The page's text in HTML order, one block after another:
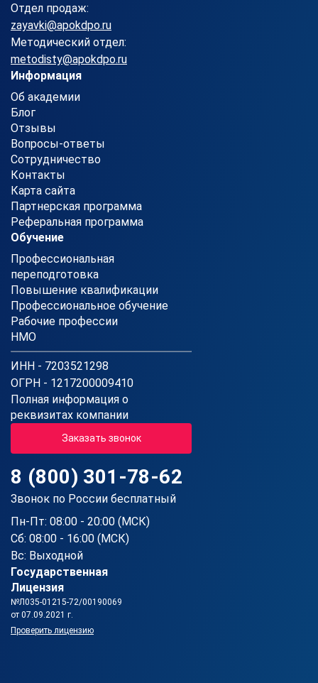
Отдел продаж:
zayavki@apokdpo.ru
Методический отдел:
metodisty@apokdpo.ru
Информация
Об академии
Блог
Отзывы
Вопросы-ответы
Сотрудничество
Контакты
Карта сайта
Партнерская программа
Реферальная программа
Обучение
Профессиональная
переподготовка
Повышение квалификации
Профессиональное обучение
Рабочие профессии
НМО
ИНН - 7203521298
ОГРН - 1217200009410
Полная информация о
реквизитах компании
Заказать звонок
8 (800) 301-78-62
Звонок по России бесплатный
Пн-Пт: 08:00 - 20:00 (МСК)
Сб: 08:00 - 16:00 (МСК)
Вс: Выходной
Государственная
Лицензия
№Л035-01215-72/00190069
от 07.09.2021 г.
Проверить лицензию